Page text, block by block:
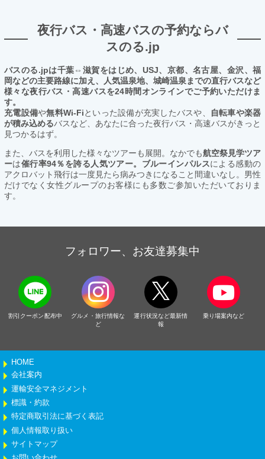
夜行バス・高速バスの予約ならバ
スのる.jp
バスのる.jpは千葉⇔滋賀をはじめ、USJ、京都、名古屋、金沢、福
岡などの主要路線に加え、人気温泉地、城崎温泉までの直行バスなど
様々な夜行バス・高速バスを24時間オンラインでご予約いただけま
す。
充電設備や無料Wi-Fiといった設備が充実したバスや、
自転車や楽器
が積み込めるバスなど、あなたに合った夜行バス・高速バスがきっと
見つかるはず。
また、バスを利用した様々なツアーも展開。なかでも航空祭見学ツア
ーは催行率94％を誇る人気ツアー。ブルーインパルスによる感動の
アクロバット飛行は一度見たら病みつきになること間違いなし。男性
だけでなく女性グループのお客様にも多数ご参加いただいておりま
す。
フォロワー、お友達募集中
割引クーポン配布中
グルメ・旅行情報な
ど
運行状況など最新情
報
乗り場案内など
HOME
会社案内
運輸安全マネジメント
標識・約款
特定商取引法に基づく表記
個人情報取り扱い
サイトマップ